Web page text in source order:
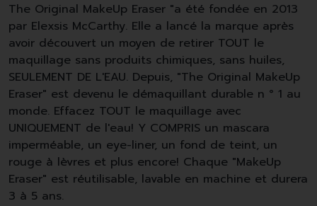
The Original MakeUp Eraser "a été fondée en 2013
par Elexsis McCarthy. Elle a lancé la marque après
avoir découvert un moyen de retirer TOUT le
maquillage sans produits chimiques, sans huiles,
SEULEMENT DE L'EAU. Depuis, "The Original MakeUp
Eraser" est devenu le démaquillant durable n ° 1 au
monde. Effacez TOUT le maquillage avec
UNIQUEMENT de l'eau! Y COMPRIS un mascara
imperméable, un eye-liner, un fond de teint, un
rouge à lèvres et plus encore! Chaque "MakeUp
Eraser" est réutilisable, lavable en machine et durera
3 à 5 ans.